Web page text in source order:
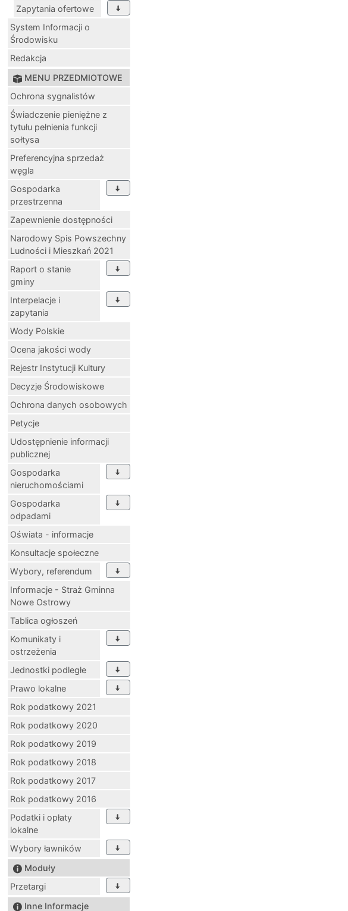
Zapytania ofertowe
System Informacji o
Środowisku
Redakcja
MENU PRZEDMIOTOWE
Ochrona sygnalistów
Świadczenie pieniężne z
tytułu pełnienia funkcji
sołtysa
Preferencyjna sprzedaż
węgla
Gospodarka
przestrzenna
Zapewnienie dostępności
Narodowy Spis Powszechny
Ludności i Mieszkań 2021
Raport o stanie
gminy
Interpelacje i
zapytania
Wody Polskie
Ocena jakości wody
Rejestr Instytucji Kultury
Decyzje Środowiskowe
Ochrona danych osobowych
Petycje
Udostępnienie informacji
publicznej
Gospodarka
nieruchomościami
Gospodarka
odpadami
Oświata - informacje
Konsultacje społeczne
Wybory, referendum
Informacje - Straż Gminna
Nowe Ostrowy
Tablica ogłoszeń
Komunikaty i
ostrzeżenia
Jednostki podległe
Prawo lokalne
Rok podatkowy 2021
Rok podatkowy 2020
Rok podatkowy 2019
Rok podatkowy 2018
Rok podatkowy 2017
Rok podatkowy 2016
Podatki i opłaty
lokalne
Wybory ławników
Moduły
Przetargi
Inne Informacje